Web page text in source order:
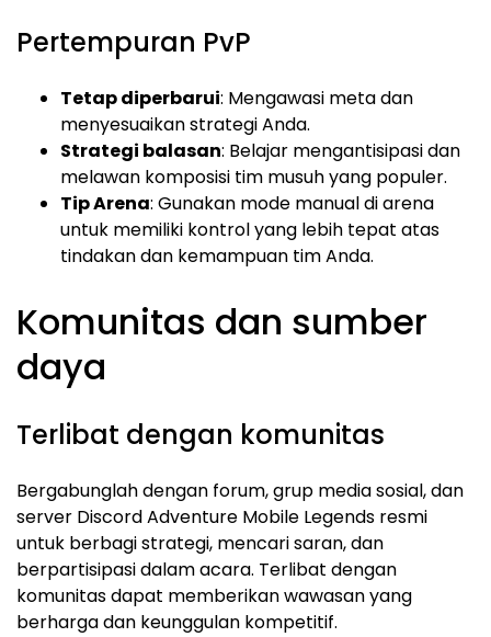
Pertempuran PvP
Tetap diperbarui: Mengawasi meta dan
menyesuaikan strategi Anda.
Strategi balasan: Belajar mengantisipasi dan
melawan komposisi tim musuh yang populer.
Tip Arena: Gunakan mode manual di arena
untuk memiliki kontrol yang lebih tepat atas
tindakan dan kemampuan tim Anda.
Komunitas dan sumber
daya
Terlibat dengan komunitas
Bergabunglah dengan forum, grup media sosial, dan
server Discord Adventure Mobile Legends resmi
untuk berbagi strategi, mencari saran, dan
berpartisipasi dalam acara. Terlibat dengan
komunitas dapat memberikan wawasan yang
berharga dan keunggulan kompetitif.